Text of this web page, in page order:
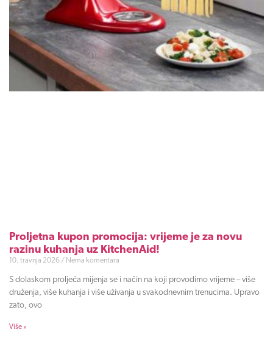
Proljetna kupon promocija: vrijeme je za novu
razinu kuhanja uz KitchenAid!
10. travnja 2026 Nema komentara
S dolaskom proljeća mijenja se i način na koji provodimo vrijeme – više
druženja, više kuhanja i više uživanja u svakodnevnim trenucima. Upravo
zato, ovo
Više »